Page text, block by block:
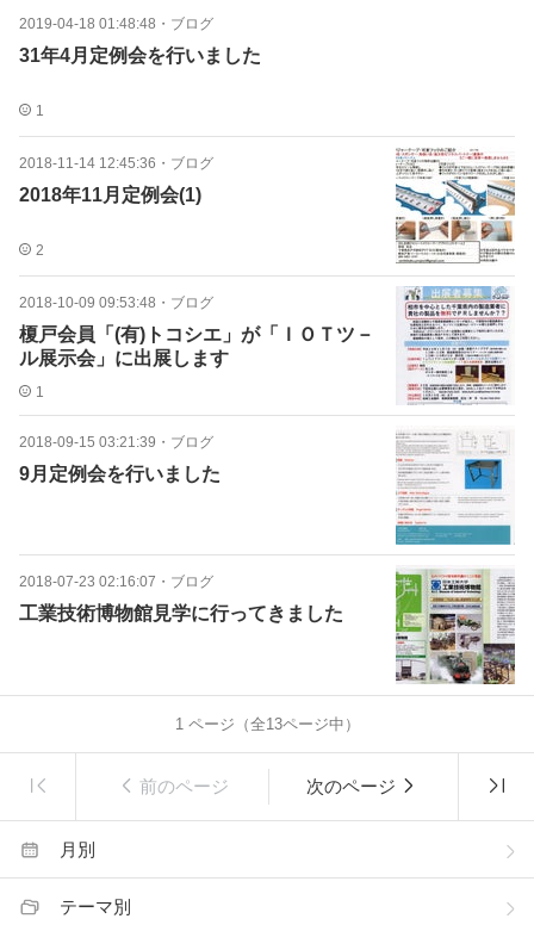
2019-04-18 01:48:48 ・ ブログ
31年4月定例会を行いました
1
2018-11-14 12:45:36 ・ ブログ
2018年11月定例会(1)
2
2018-10-09 09:53:48 ・ ブログ
榎戸会員「(有)トコシエ」が「ＩＯＴツ－
ル展示会」に出展します
1
2018-09-15 03:21:39 ・ ブログ
9月定例会を行いました
2018-07-23 02:16:07 ・ ブログ
工業技術博物館見学に行ってきました
1ページ（全13ページ中）
前のページ 次のページ
月別
テーマ別